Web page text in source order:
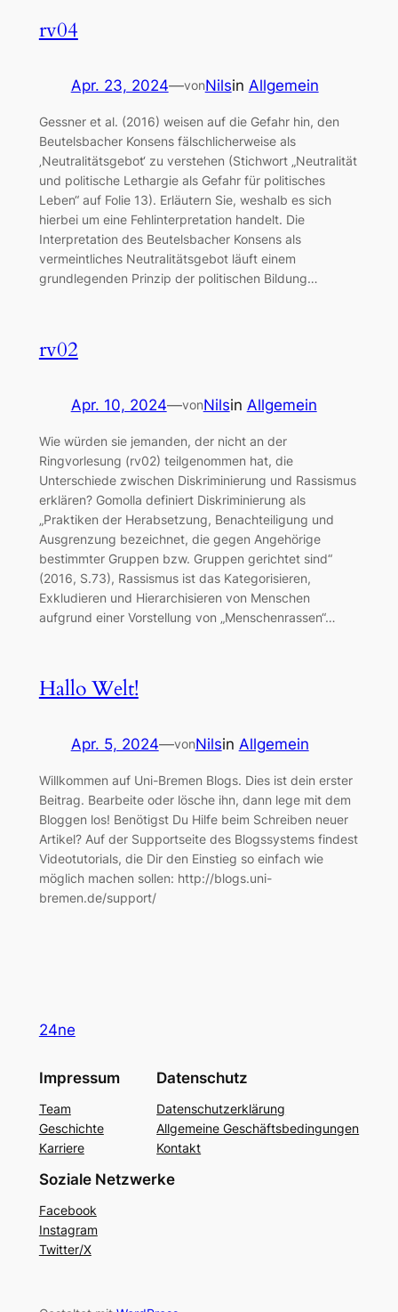
rv04
Apr. 23, 2024—vonNilsin Allgemein
Gessner et al. (2016) weisen auf die Gefahr hin, den
Beutelsbacher Konsens fälschlicherweise als
‚Neutralitätsgebot‘ zu verstehen (Stichwort „Neutralität
und politische Lethargie als Gefahr für politisches
Leben“ auf Folie 13). Erläutern Sie, weshalb es sich
hierbei um eine Fehlinterpretation handelt. Die
Interpretation des Beutelsbacher Konsens als
vermeintliches Neutralitätsgebot läuft einem
grundlegenden Prinzip der politischen Bildung…
rv02
Apr. 10, 2024—vonNilsin Allgemein
Wie würden sie jemanden, der nicht an der
Ringvorlesung (rv02) teilgenommen hat, die
Unterschiede zwischen Diskriminierung und Rassismus
erklären? Gomolla definiert Diskriminierung als
„Praktiken der Herabsetzung, Benachteiligung und
Ausgrenzung bezeichnet, die gegen Angehörige
bestimmter Gruppen bzw. Gruppen gerichtet sind“
(2016, S.73), Rassismus ist das Kategorisieren,
Exkludieren und Hierarchisieren von Menschen
aufgrund einer Vorstellung von „Menschenrassen“…
Hallo Welt!
Apr. 5, 2024—vonNilsin Allgemein
Willkommen auf Uni-Bremen Blogs. Dies ist dein erster
Beitrag. Bearbeite oder lösche ihn, dann lege mit dem
Bloggen los! Benötigst Du Hilfe beim Schreiben neuer
Artikel? Auf der Supportseite des Blogssystems findest
Videotutorials, die Dir den Einstieg so einfach wie
möglich machen sollen: http://blogs.uni-
bremen.de/support/
24ne
Impressum
Team
Geschichte
Karriere
Datenschutz
Datenschutzerklärung
Allgemeine Geschäftsbedingungen
Kontakt
Soziale Netzwerke
Facebook
Instagram
Twitter/X